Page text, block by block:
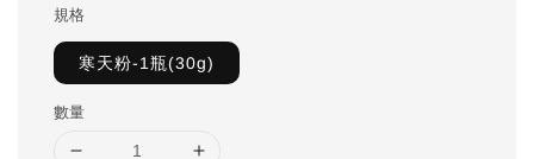
規格
寒天粉-1瓶(30g)
數量